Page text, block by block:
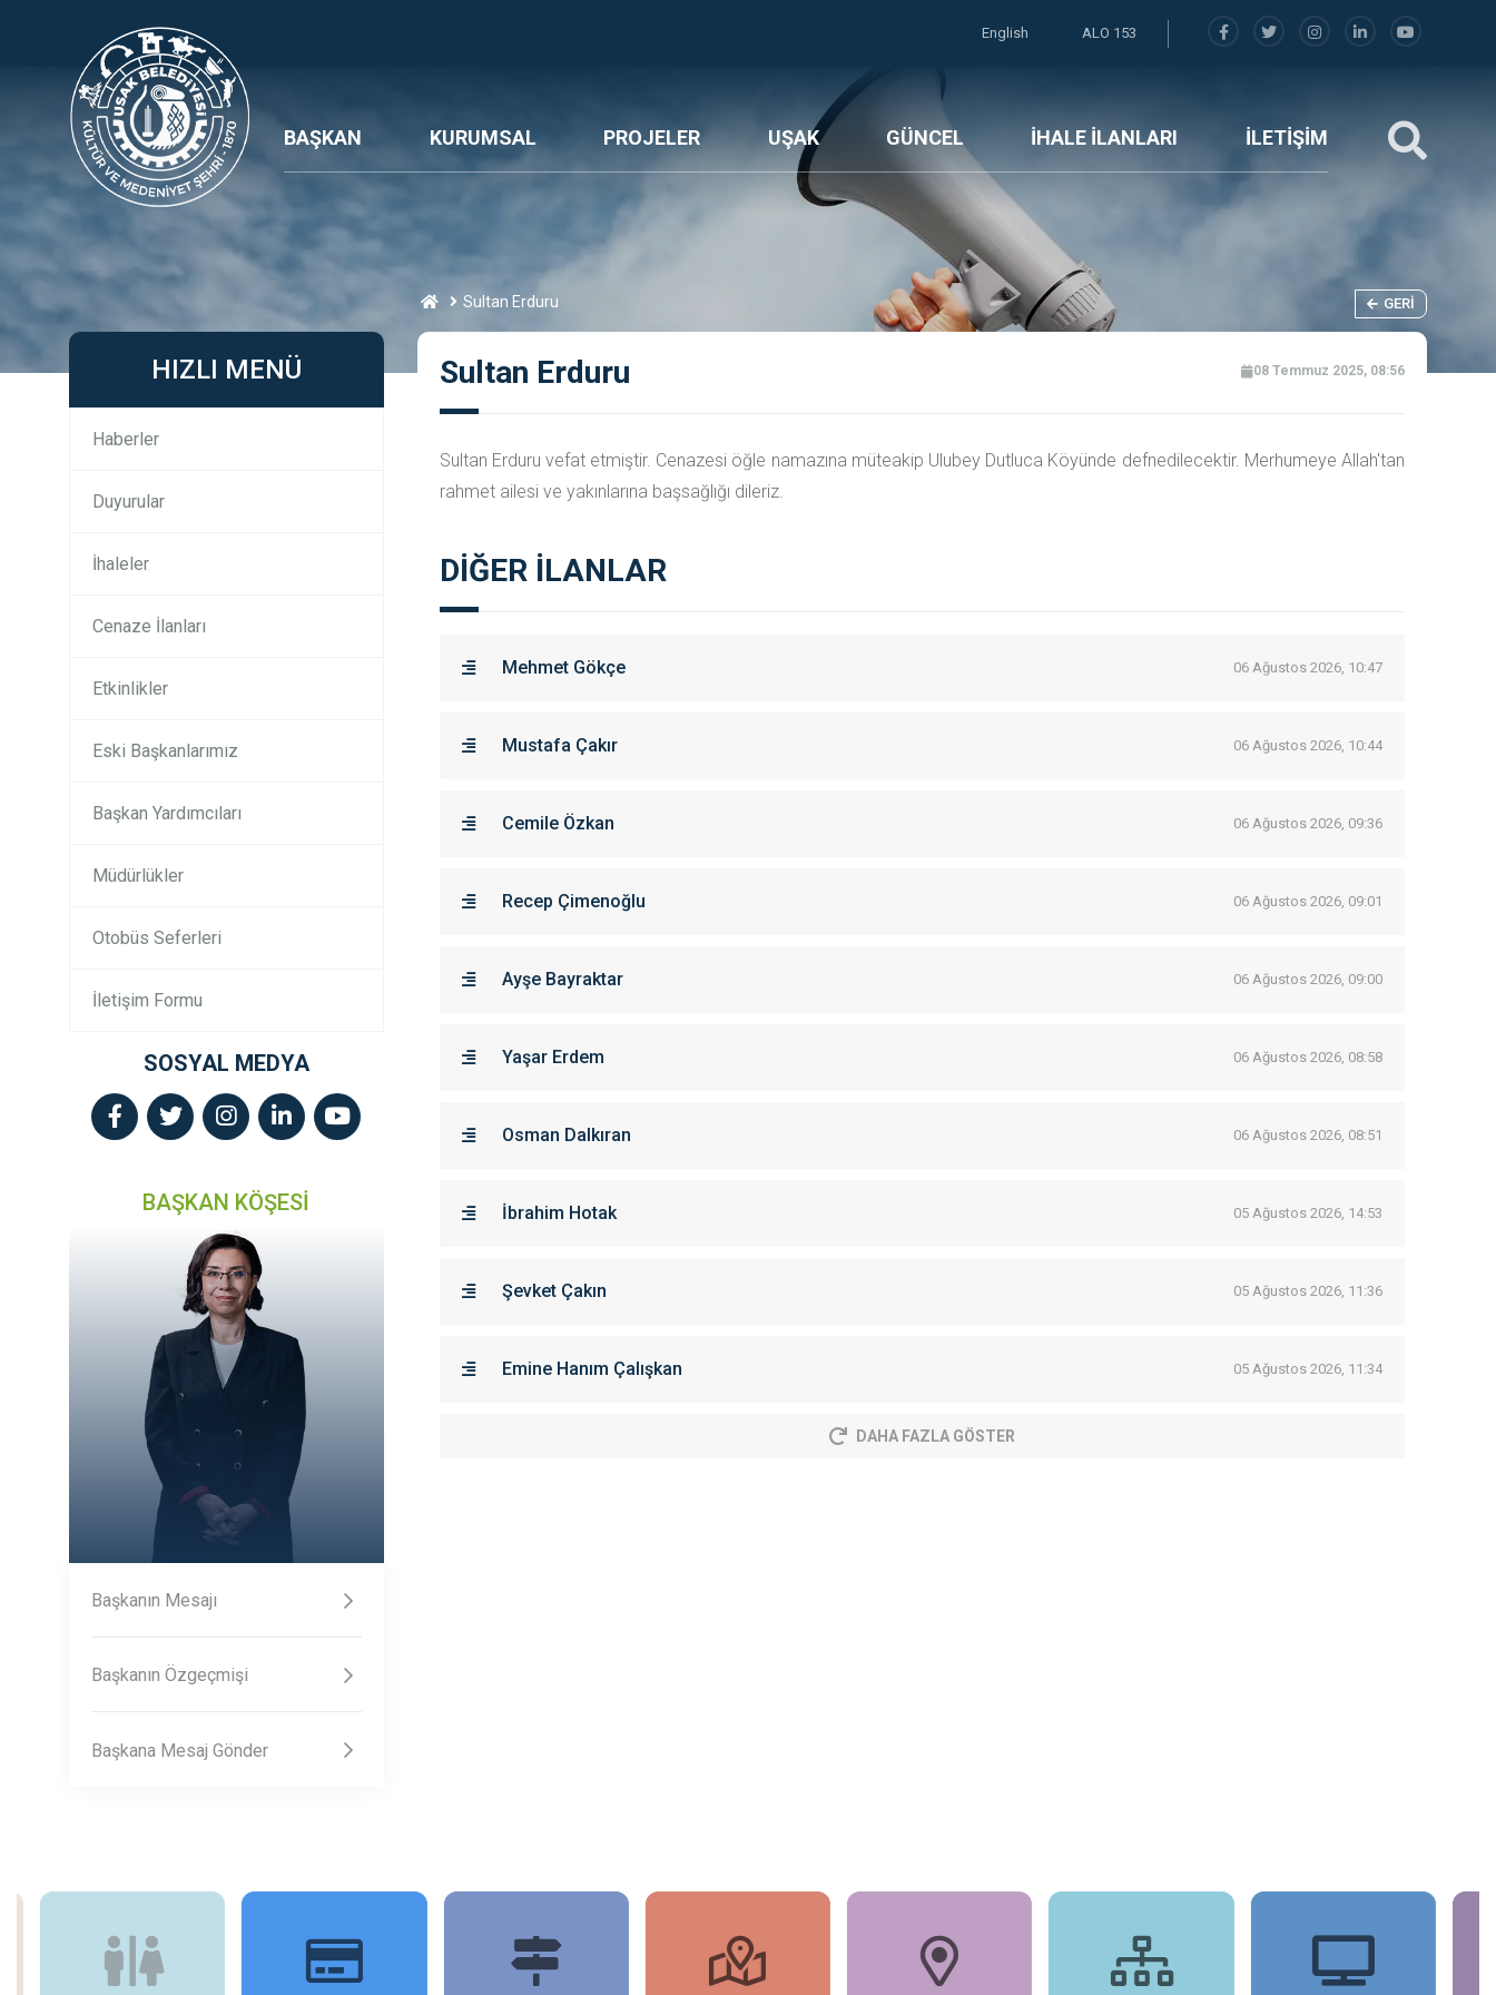
English ALO 153
BAŞKAN KURUMSAL PROJELER UŞAK GÜNCEL İHALE İLANLARI İLETİŞİM
Sultan Erduru GERI
HIZLI MENÜ
Haberler
Duyurular
İhaleler
Cenaze İlanları
Etkinlikler
Eski Başkanlarımız
Başkan Yardımcıları
Müdürlükler
Otobüs Seferleri
İletişim Formu
SOSYAL MEDYA
BAŞKAN KÖŞESİ
Başkanın Mesajı
Başkanın Özgeçmişi
Başkana Mesaj Gönder
Sultan Erduru 08 Temmuz 2025, 08:56
Sultan Erduru vefat etmiştir. Cenazesi öğle namazına müteakip Ulubey Dutluca Köyünde defnedilecektir. Merhumeye Allah'tan
rahmet ailesi ve yakınlarına başsağlığı dileriz.
DİĞER İLANLAR
Mehmet Gökçe 06 Ağustos 2026, 10:47
Mustafa Çakır 06 Ağustos 2026, 10:44
Cemile Özkan 06 Ağustos 2026, 09:36
Recep Çimenoğlu 06 Ağustos 2026, 09:01
Ayşe Bayraktar 06 Ağustos 2026, 09:00
Yaşar Erdem 06 Ağustos 2026, 08:58
Osman Dalkıran 06 Ağustos 2026, 08:51
İbrahim Hotak 05 Ağustos 2026, 14:53
Şevket Çakın 05 Ağustos 2026, 11:36
Emine Hanım Çalışkan 05 Ağustos 2026, 11:34
DAHA FAZLA GÖSTER